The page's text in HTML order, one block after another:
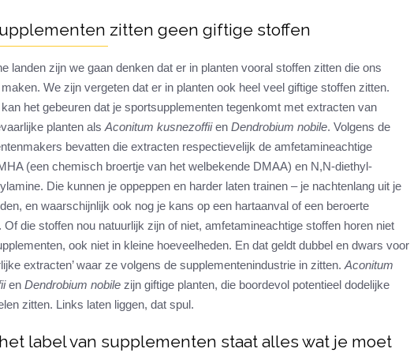
zitten geen giftige stoffen
landen zijn we gaan denken dat er in planten vooral stoffen zitten die ons
We zijn vergeten dat er in planten ook heel veel giftige stoffen zitten.
het gebeuren dat je sportsupplementen tegenkomt met extracten van
planten als Aconitum kusnezoffiien Dendrobium nobile. Volgens de
bevatten die extracten respectievelijk de amfetamineachtige
(een chemisch broertje van het welbekende DMAA) en N,N-diethyl-
Die kunnen je oppeppen en harder laten trainen – je nachtenlang uit je
en waarschijnlijk ook nog je kans op een hartaanval of een beroerte
Of die stoffen nou natuurlijk zijn of niet, amfetamineachtige stoffen horen niet
ook niet in kleine hoeveelheden. En dat geldt dubbel en dwars voor
extracten’ waar ze volgens de supplementenindustrie in zitten. Aconitum
en Dendrobium nobile zijn giftige planten, die boordevol potentieel dodelijke
zitten. Links laten liggen, dat spul.
label van supplementen staat alles wat je moet